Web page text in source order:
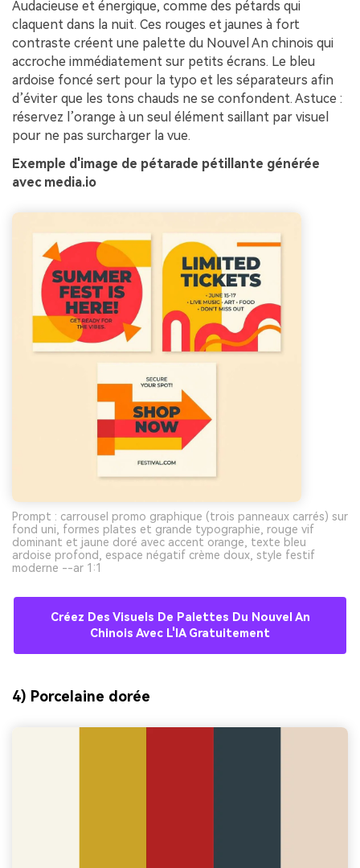
Audacieuse et énergique, comme des pétards qui
claquent dans la nuit. Ces rouges et jaunes à fort
contraste créent une palette du Nouvel An chinois qui
accroche immédiatement sur petits écrans. Le bleu
ardoise foncé sert pour la typo et les séparateurs afin
d’éviter que les tons chauds ne se confondent. Astuce :
réservez l’orange à un seul élément saillant par visuel
pour ne pas surcharger la vue.
Exemple d'image de pétarade pétillante générée
avec media.io
Prompt : carrousel promo graphique (trois panneaux carrés) sur
fond uni, formes plates et grande typographie, rouge vif
dominant et jaune doré avec accent orange, texte bleu
ardoise profond, espace négatif crème doux, style festif
moderne --ar 1:1
Créez Des Visuels De Palettes Du Nouvel An
Chinois Avec L'IA Gratuitement
4) Porcelaine dorée